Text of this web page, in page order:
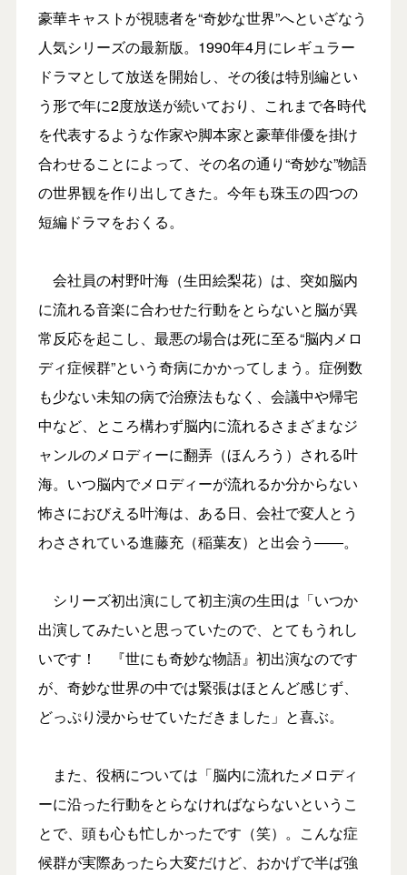
豪華キャストが視聴者を“奇妙な世界”へといざなう
人気シリーズの最新版。1990年4月にレギュラー
ドラマとして放送を開始し、その後は特別編とい
う形で年に2度放送が続いており、これまで各時代
を代表するような作家や脚本家と豪華俳優を掛け
合わせることによって、その名の通り“奇妙な”物語
の世界観を作り出してきた。今年も珠玉の四つの
短編ドラマをおくる。
会社員の村野叶海（生田絵梨花）は、突如脳内
に流れる音楽に合わせた行動をとらないと脳が異
常反応を起こし、最悪の場合は死に至る“脳内メロ
ディ症候群”という奇病にかかってしまう。症例数
も少ない未知の病で治療法もなく、会議中や帰宅
中など、ところ構わず脳内に流れるさまざまなジ
ャンルのメロディーに翻弄（ほんろう）される叶
海。いつ脳内でメロディーが流れるか分からない
怖さにおびえる叶海は、ある日、会社で変人とう
わさされている進藤充（稲葉友）と出会う――。
シリーズ初出演にして初主演の生田は「いつか
出演してみたいと思っていたので、とてもうれし
いです！ 『世にも奇妙な物語』初出演なのです
が、奇妙な世界の中では緊張はほとんど感じず、
どっぷり浸からせていただきました」と喜ぶ。
また、役柄については「脳内に流れたメロディ
ーに沿った行動をとらなければならないというこ
とで、頭も心も忙しかったです（笑）。こんな症
候群が実際あったら大変だけど、おかげで半ば強